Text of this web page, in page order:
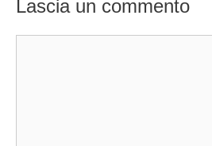
Lascia un commento